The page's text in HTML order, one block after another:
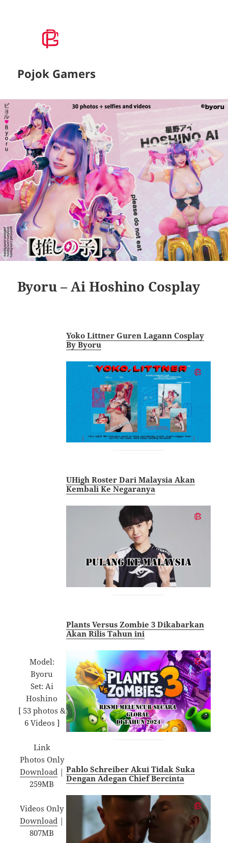
Pojok Gamers
Byoru – Ai Hoshino Cosplay
Model:
Byoru
Set: Ai
Hoshino
[ 53 photos &
6 Videos ]
Link
Photos Only
Download |
259MB
Videos Only
Download |
807MB
Yoko Littner Guren Lagann Cosplay
By Byoru
UHigh Roster Dari Malaysia Akan
Kembali Ke Negaranya
Plants Versus Zombie 3 Dikabarkan
Akan Rilis Tahun ini
Pablo Schreiber Akui Tidak Suka
Dengan Adegan Chief Bercinta